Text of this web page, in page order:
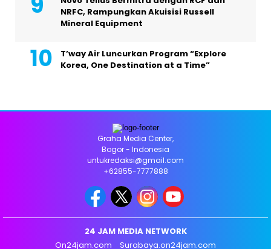
NRFC, Rampungkan Akuisisi Russell
Mineral Equipment
T’way Air Luncurkan Program “Explore
Korea, One Destination at a Time”
Graha Media Center,
Bogor - Indonesia
untukredaksi@gmail.com
+62855-7777888
24 JAM MEDIA NETWORK
On24jam.com
Surabaya.on24jam.com